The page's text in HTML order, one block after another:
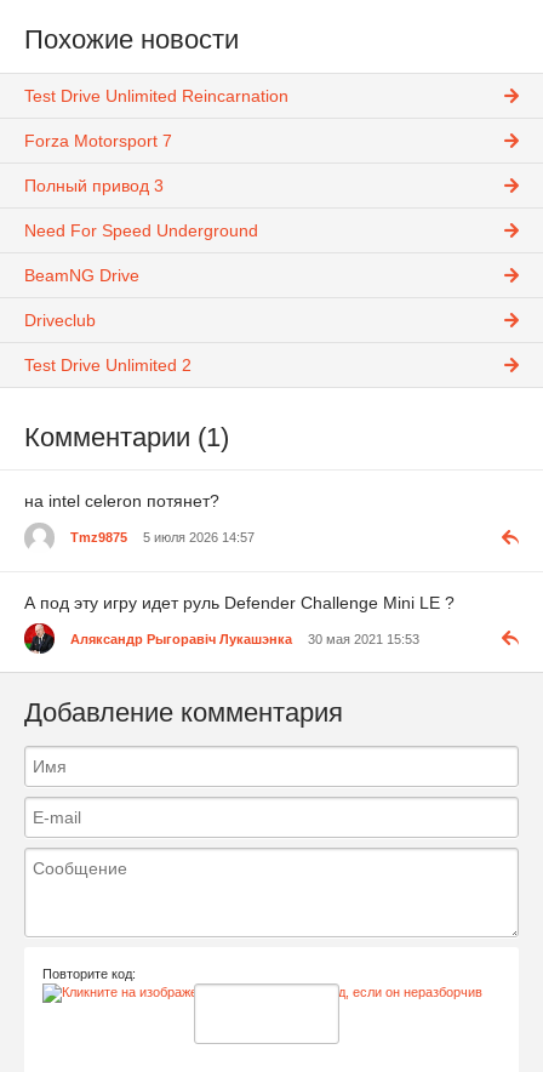
Похожие новости
Test Drive Unlimited Reincarnation
Forza Motorsport 7
Полный привод 3
Need For Speed Underground
BeamNG Drive
Driveclub
Test Drive Unlimited 2
Комментарии (1)
на intel celeron потянет?
Tmz9875 5 июля 2026 14:57
А под эту игру идет руль Defender Challenge Mini LE ?
Аляксандр Рыгоравіч Лукашэнка 30 мая 2021 15:53
Добавление комментария
Повторите код: